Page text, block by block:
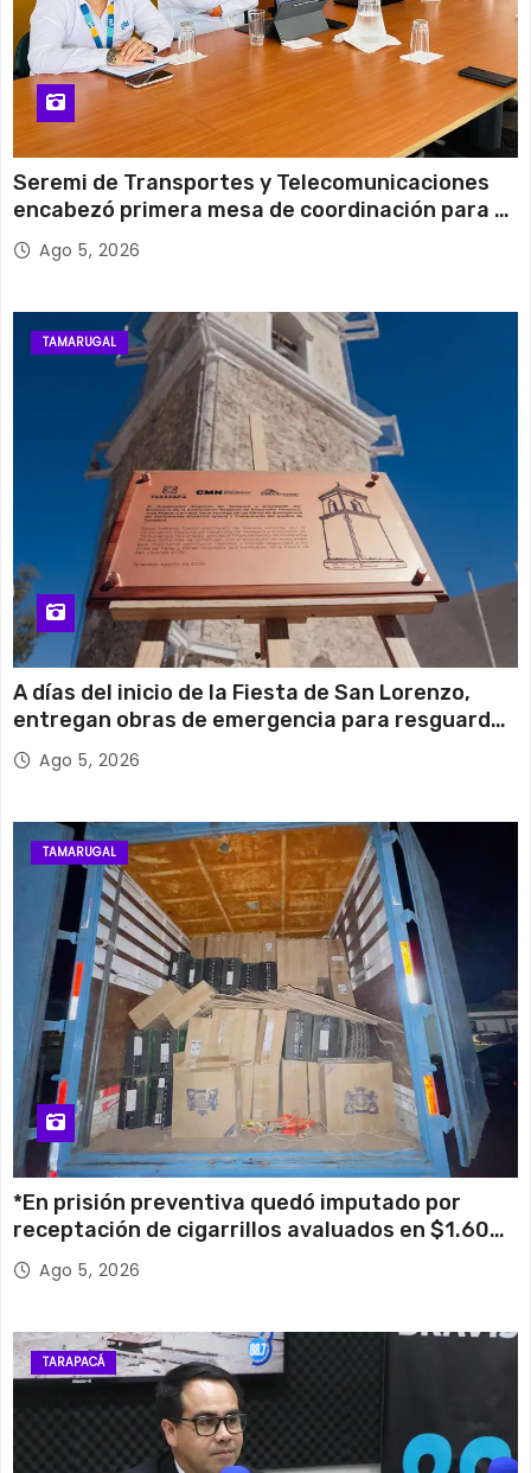
Seremi de Transportes y Telecomunicaciones
encabezó primera mesa de coordinación para el
retiro de cables en desuso en Iquique
Ago 5, 2026
TAMARUGAL
A días del inicio de la Fiesta de San Lorenzo,
entregan obras de emergencia para resguardar
su histórico campanario
Ago 5, 2026
TAMARUGAL
*En prisión preventiva quedó imputado por
receptación de cigarrillos avaluados en $1.600
millones*
Ago 5, 2026
TARAPACÁ